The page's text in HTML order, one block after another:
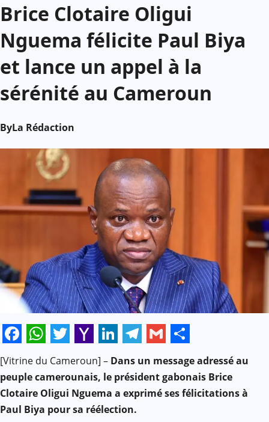
Brice Clotaire Oligui
Nguema félicite Paul Biya
et lance un appel à la
sérénité au Cameroun
ByLa Rédaction
Facebook
WhatsApp
Twitter
Yahoo
Mail
LinkedIn
Telegram
Gmail
Share
[Vitrine du Cameroun] – Dans un message adressé au
peuple camerounais, le président gabonais Brice
Clotaire Oligui Nguema a exprimé ses félicitations à
Paul Biya pour sa réélection.